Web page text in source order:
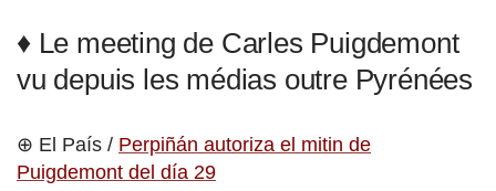
♦ Le meeting de Carles Puigdemont
vu depuis les médias outre Pyrénées
⊕ El País / Perpiñán autoriza el mitin de
Puigdemont del día 29